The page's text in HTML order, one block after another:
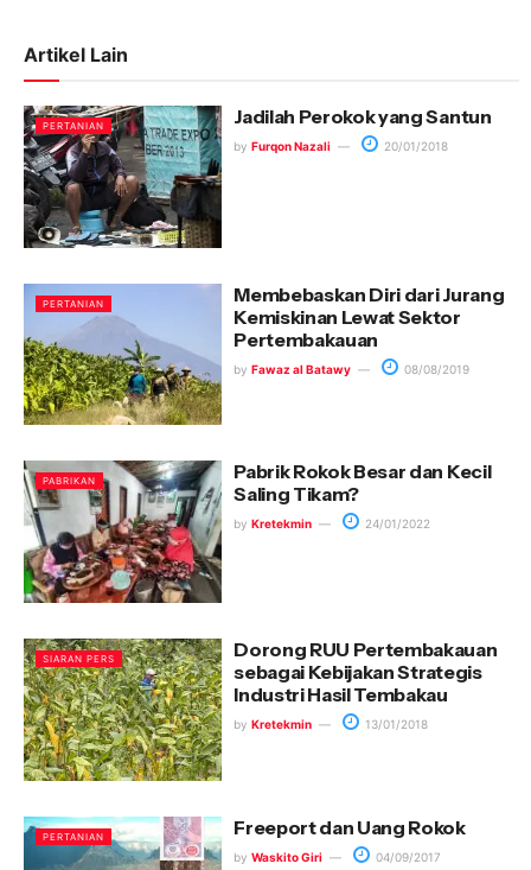
Artikel Lain
PERTANIAN Jadilah Perokok yang Santun
by Furqon Nazali 20/01/2018
PERTANIAN
Membebaskan Diri dari Jurang
Kemiskinan Lewat Sektor
Pertembakauan
by Fawaz al Batawy 08/08/2019
PABRIKAN
Pabrik Rokok Besar dan Kecil
Saling Tikam?
by Kretekmin 24/01/2022
SIARAN PERS
Dorong RUU Pertembakauan
sebagai Kebijakan Strategis
Industri Hasil Tembakau
by Kretekmin 13/01/2018
PERTANIAN Freeport dan Uang Rokok
by Waskito Giri 04/09/2017